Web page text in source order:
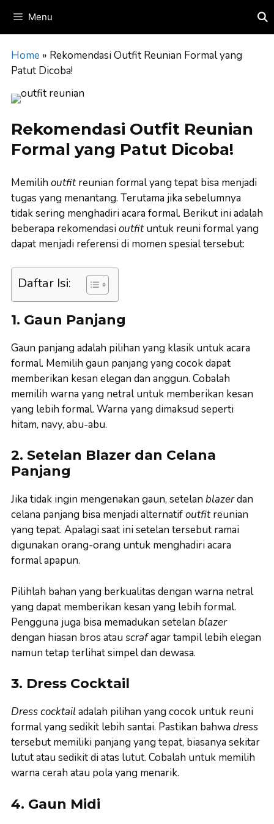
content
Menu
Home » Rekomendasi Outfit Reunian Formal yang
Patut Dicoba!
Rekomendasi Outfit Reunian
Formal yang Patut Dicoba!
Memilih outfitreunian formal yang tepat bisa menjadi
tugas yang menantang. Terutama jika sebelumnya
tidak sering menghadiri acara formal. Berikut ini adalah
beberapa rekomendasioutfituntuk reuni formal yang
dapat menjadi referensi di momen spesial tersebut:
Daftar Isi:
1. Gaun Panjang
Gaun panjang adalah pilihan yang klasik untuk acara
formal. Memilih gaun panjang yang cocok dapat
memberikan kesan elegan dan anggun. Cobalah
memilih warna yang netral untuk memberikan kesan
yang lebih formal. Warna yang dimaksud seperti
hitam, navy, abu-abu.
2. Setelan Blazer dan Celana
Panjang
Jika tidak ingin mengenakan gaun, setelan blazerdan
celana panjang bisa menjadi alternatifoutfitreunian
yang tepat. Apalagi saat ini setelan tersebut ramai
digunakan orang-orang untuk menghadiri acara
formal apapun.
Pilihlah bahan yang berkualitas dengan warna netral
yang dapat memberikan kesan yang lebih formal.
Pengguna juga bisa memadukan setelan blazer
dengan hiasan bros atau scrafagar tampil lebih elegan
namun tetap terlihat simpel dan dewasa.
3. Dress Cocktail
Dress cocktailadalah pilihan yang cocok untuk reuni
formal yang sedikit lebih santai. Pastikan bahwa dress
tersebut memiliki panjang yang tepat, biasanya sekitar
lutut atau sedikit di atas lutut. Cobalah untuk memilih
warna cerah atau pola yang menarik.
4. Gaun Midi